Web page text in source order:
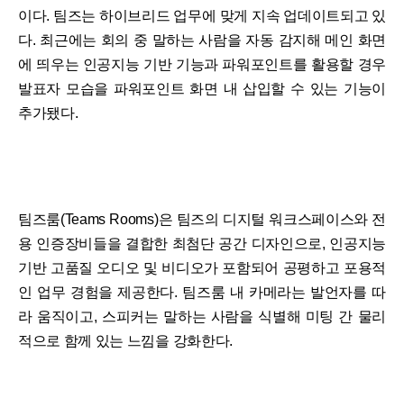
이다. 팀즈는 하이브리드 업무에 맞게 지속 업데이트되고 있
다. 최근에는 회의 중 말하는 사람을 자동 감지해 메인 화면
에 띄우는 인공지능 기반 기능과 파워포인트를 활용할 경우
발표자 모습을 파워포인트 화면 내 삽입할 수 있는 기능이
추가됐다.
팀즈룸(Teams Rooms)은 팀즈의 디지털 워크스페이스와 전
용 인증장비들을 결합한 최첨단 공간 디자인으로, 인공지능
기반 고품질 오디오 및 비디오가 포함되어 공평하고 포용적
인 업무 경험을 제공한다. 팀즈룸 내 카메라는 발언자를 따
라 움직이고, 스피커는 말하는 사람을 식별해 미팅 간 물리
적으로 함께 있는 느낌을 강화한다.